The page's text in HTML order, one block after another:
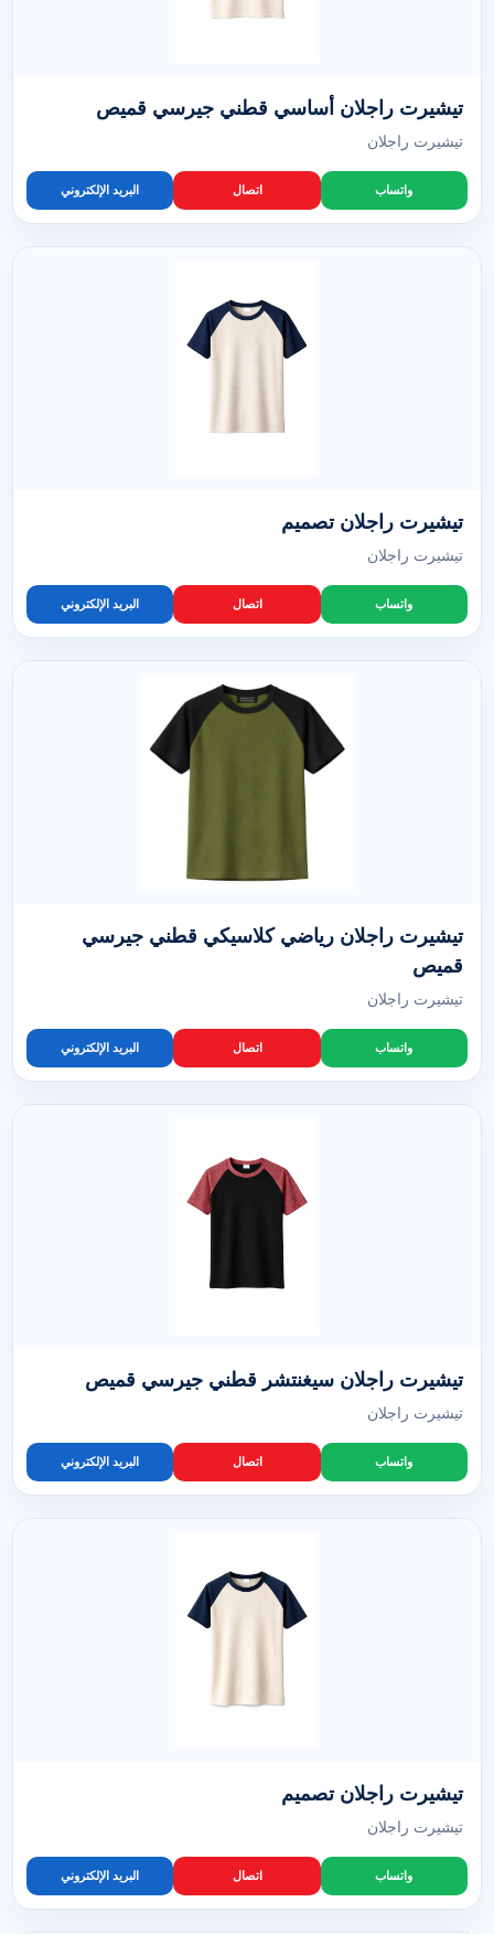
تيشيرت راجلان أساسي قطني جيرسي قميص
تيشيرت راجلان
واتساب اتصال البريد الإلكتروني
تيشيرت راجلان تصميم
تيشيرت راجلان
واتساب اتصال البريد الإلكتروني
تيشيرت راجلان رياضي كلاسيكي قطني جيرسي
قميص
تيشيرت راجلان
واتساب اتصال البريد الإلكتروني
تيشيرت راجلان سيغنتشر قطني جيرسي قميص
تيشيرت راجلان
واتساب اتصال البريد الإلكتروني
تيشيرت راجلان تصميم
تيشيرت راجلان
واتساب اتصال البريد الإلكتروني